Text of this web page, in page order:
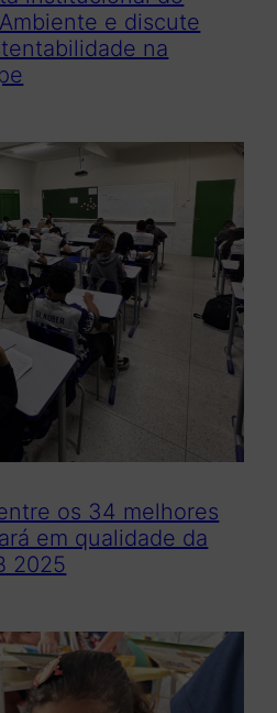
e discute
na
os 34 melhores
em qualidade da
2025